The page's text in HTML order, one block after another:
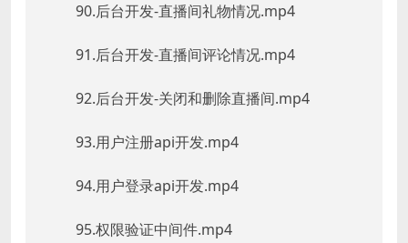
90.后台开发-直播间礼物情况.mp4
91.后台开发-直播间评论情况.mp4
92.后台开发-关闭和删除直播间.mp4
93.用户注册api开发.mp4
94.用户登录api开发.mp4
95.权限验证中间件.mp4